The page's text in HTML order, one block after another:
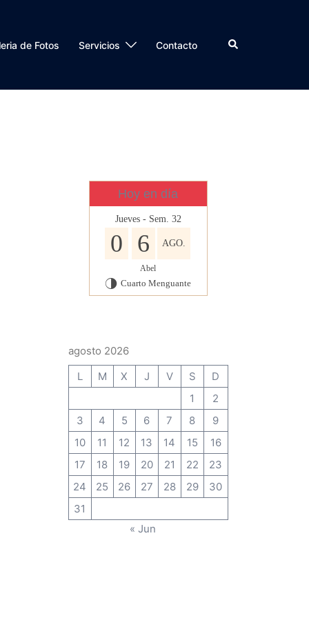
de Fotos Servicios Contacto Buscar
Hoy en día
Jueves - Sem. 32
0 6 AGO.
Abel
T Cuarto Menguante
agosto 2026
L
M X J V S
D
1
2
3
4 5 6 7 8
9
10
11 12 13 14 15
16
17
18 19 20 21 22
23
24
25 26 27 28 29
30
31
« Jun